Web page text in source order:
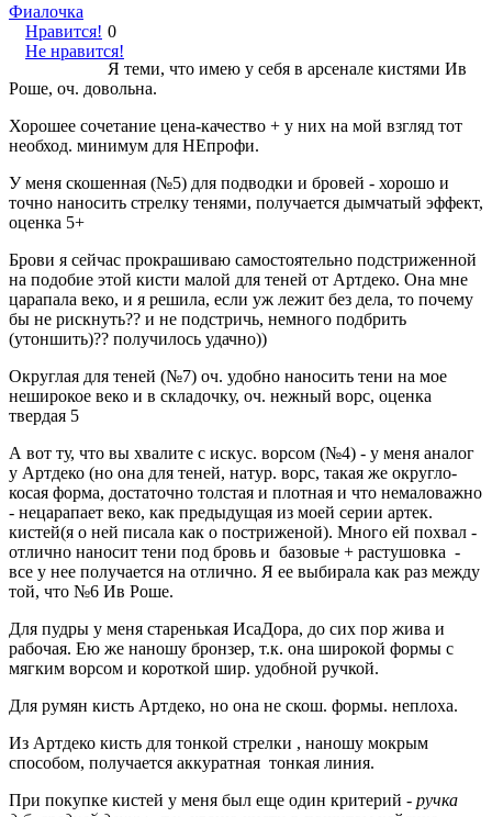
Фиалочка
Нравится!
Не нравится!
0
Я теми, что имею у себя в арсенале кистями Ив
Роше, оч. довольна.
Хорошее сочетание цена-качество + у них на мой взгляд тот
необход. минимум для НЕпрофи.
У меня скошенная (№5) для подводки и бровей - хорошо и
точно наносить стрелку тенями, получается дымчатый эффект,
оценка 5+
Брови я сейчас прокрашиваю самостоятельно подстриженной
на подобие этой кисти малой для теней от Артдеко. Она мне
царапала веко, и я решила, если уж лежит без дела, то почему
бы не рискнуть?? и не подстричь, немного подбрить
(утоншить)?? получилось удачно))
Округлая для теней (№7) оч. удобно наносить тени на мое
неширокое веко и в складочку, оч. нежный ворс, оценка
твердая 5
А вот ту, что вы хвалите с искус. ворсом (№4) - у меня аналог
у Артдеко (но она для теней, натур. ворс, такая же округло-
косая форма, достаточно толстая и плотная и что немаловажно
- нецарапает веко, как предыдущая из моей серии артек.
кистей(я о ней писала как о постриженой). Много ей похвал -
отлично наносит тени под бровь и базовые + растушовка -
все у нее получается на отлично. Я ее выбирала как раз между
той, что №6 Ив Роше.
Для пудры у меня старенькая ИсаДора, до сих пор жива и
рабочая. Ею же наношу бронзер, т.к. она широкой формы с
мягким ворсом и короткой шир. удобной ручкой.
Для румян кисть Артдеко, но она не скош. формы. неплоха.
Из Артдеко кисть для тонкой стрелки , наношу мокрым
способом, получается аккуратная тонкая линия.
При покупке кистей у меня был еще один критерий - ручка